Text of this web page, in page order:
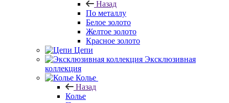
Назад
По металлу
Белое золото
Желтое золото
Красное золото
Цепи
Эксклюзивная
коллекция
Колье
Назад
Колье